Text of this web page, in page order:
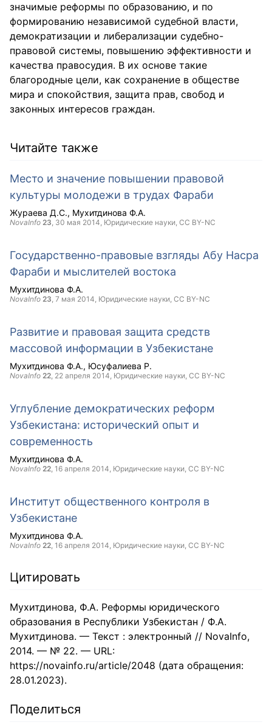
значимые реформы по образованию, и по
формированию независимой судебной власти,
демократизации и либерализации судебно-
правовой системы, повышению эффективности и
качества правосудия. В их основе такие
благородные цели, как сохранение в обществе
мира и спокойствия, защита прав, свобод и
законных интересов граждан.
Читайте также
Место и значение повышении правовой
культуры молодежи в трудах Фараби
Жураева Д.С. Мухитдинова Ф.А.
NovaInfo 23, 30 мая 2014, Юридические науки, CC BY-NC
Государственно-правовые взгляды Абу Насра
Фараби и мыслителей востока
Мухитдинова Ф.А.
NovaInfo 23, 7 мая 2014, Юридические науки, CC BY-NC
Развитие и правовая защита средств
массовой информации в Узбекистане
Мухитдинова Ф.А. Юсуфалиева Р.
NovaInfo 22, 22 апреля 2014, Юридические науки, CC BY-NC
Углубление демократических реформ
Узбекистана: исторический опыт и
современность
Мухитдинова Ф.А.
NovaInfo 22, 16 апреля 2014, Юридические науки, CC BY-NC
Институт общественного контроля в
Узбекистане
Мухитдинова Ф.А.
NovaInfo 22, 16 апреля 2014, Юридические науки, CC BY-NC
Цитировать
Мухитдинова, Ф.А. Реформы юридического
образования в Республики Узбекистан / Ф.А.
Мухитдинова. — Текст : электронный // NovaInfo,
2014. — № 22. — URL:
https://novainfo.ru/article/2048 (дата обращения:
28.01.2023).
Поделиться